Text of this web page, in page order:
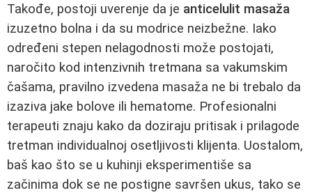
Takođe, postoji uverenje da je anticelulit masaža
izuzetno bolna i da su modrice neizbežne. Iako
određeni stepen nelagodnosti može postojati,
naročito kod intenzivnih tretmana sa vakumskim
čašama, pravilno izvedena masaža ne bi trebalo da
izaziva jake bolove ili hematome. Profesionalni
terapeuti znaju kako da doziraju pritisak i prilagode
tretman individualnoj osetljivosti klijenta. Uostalom,
baš kao što se u kuhinji eksperimentiše sa
začinima dok se ne postigne savršen ukus, tako se